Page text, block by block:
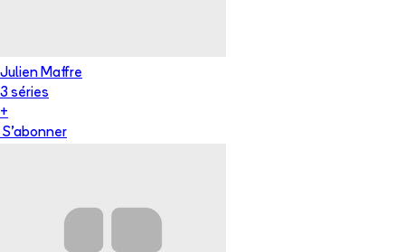
Julien Maffre
3 séries
+
S'abonner